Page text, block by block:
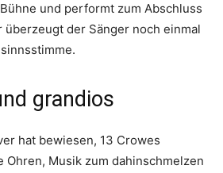
und performt zum Abschluss
überzeugt der Sänger noch einmal
grandios
hat bewiesen, 13 Crowes
Ohren, Musik zum dahinschmelzen